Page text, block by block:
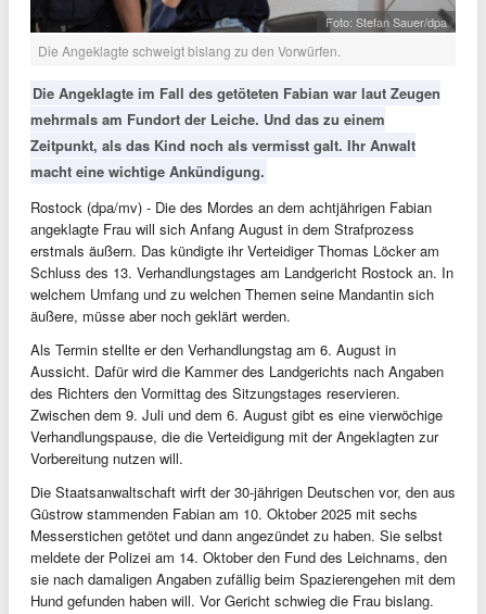
Foto: Stefan Sauer/dpa
Die Angeklagte schweigt bislang zu den Vorwürfen.
Die Angeklagte im Fall des getöteten Fabian war laut Zeugen
mehrmals am Fundort der Leiche. Und das zu einem
Zeitpunkt, als das Kind noch als vermisst galt. Ihr Anwalt
macht eine wichtige Ankündigung.
Rostock (dpa/mv) - Die des Mordes an dem achtjährigen Fabian
angeklagte Frau will sich Anfang August in dem Strafprozess
erstmals äußern. Das kündigte ihr Verteidiger Thomas Löcker am
Schluss des 13. Verhandlungstages am Landgericht Rostock an. In
welchem Umfang und zu welchen Themen seine Mandantin sich
äußere, müsse aber noch geklärt werden.
Als Termin stellte er den Verhandlungstag am 6. August in
Aussicht. Dafür wird die Kammer des Landgerichts nach Angaben
des Richters den Vormittag des Sitzungstages reservieren.
Zwischen dem 9. Juli und dem 6. August gibt es eine vierwöchige
Verhandlungspause, die die Verteidigung mit der Angeklagten zur
Vorbereitung nutzen will.
Die Staatsanwaltschaft wirft der 30-jährigen Deutschen vor, den aus
Güstrow stammenden Fabian am 10. Oktober 2025 mit sechs
Messerstichen getötet und dann angezündet zu haben. Sie selbst
meldete der Polizei am 14. Oktober den Fund des Leichnams, den
sie nach damaligen Angaben zufällig beim Spazierengehen mit dem
Hund gefunden haben will. Vor Gericht schwieg die Frau bislang.